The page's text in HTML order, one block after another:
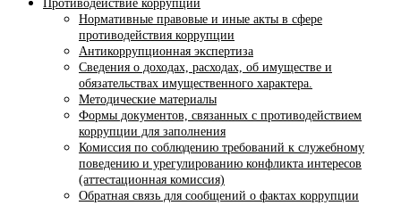
Противодействие коррупции
Нормативные правовые и иные акты в сфере
противодействия коррупции
Антикоррупционная экспертиза
Сведения о доходах, расходах, об имуществе и
обязательствах имущественного характера.
Методические материалы
Формы документов, связанных с противодействием
коррупции для заполнения
Комиссия по соблюдению требований к служебному
поведению и урегулированию конфликта интересов
(аттестационная комиссия)
Обратная связь для сообщений о фактах коррупции